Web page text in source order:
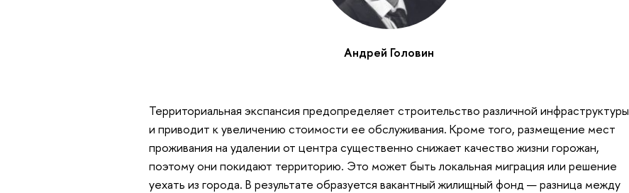
Андрей Головин
Территориальная экспансия предопределяет строительство различной инфраструктуры
и приводит к увеличению стоимости ее обслуживания. Кроме того, размещение мест
проживания на удалении от центра существенно снижает качество жизни горожан,
поэтому они покидают территорию. Это может быть локальная миграция или решение
уехать из города. В результате образуется вакантный жилищный фонд — разница между